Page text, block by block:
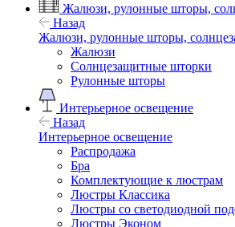
Жалюзи, рулонные шторы,
Назад
Жалюзи, рулонные шторы,
Жалюзи
Солнцезащитные шторки
Рулонные шторы
Интерьерное освещение
Назад
Интерьерное освещение
Распродажа
Бра
Комплектующие к люстрам
Люстры Классика
Люстры со светодиодной
Люстры Эконом